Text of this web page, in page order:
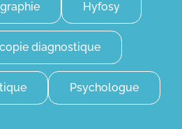
Hyfosy
diagnostique
Psychologue